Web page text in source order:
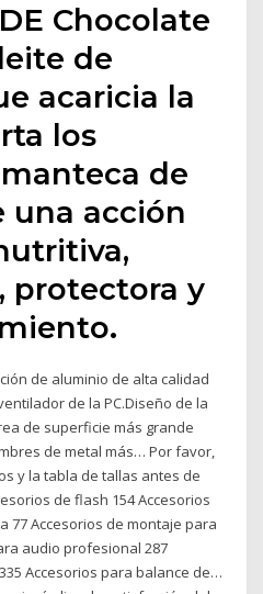
Chocolate
de
acaricia la
los
de
una acción
protectora y
de aluminio de alta calidad
de la PC.Diseño de la
de superficie más grande
de metal más… Por favor,
y la tabla de tallas antes de
de flash 154 Accesorios
77 Accesorios de montaje para
audio profesional 287
Accesorios para balance de…